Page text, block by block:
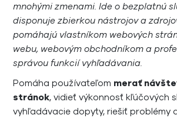
mnohými zmenami. Ide o bezplatnú
disponuje zbierkou nástrojov a
pomáhajú vlastníkom webových
webu, webovým obchodníkom a
správou funkcií vyhľadávania.
Pomáha používateľom merať
stránok, vidieť výkonnosť kľúčových
vyhľadávacie dopyty, riešiť problémy